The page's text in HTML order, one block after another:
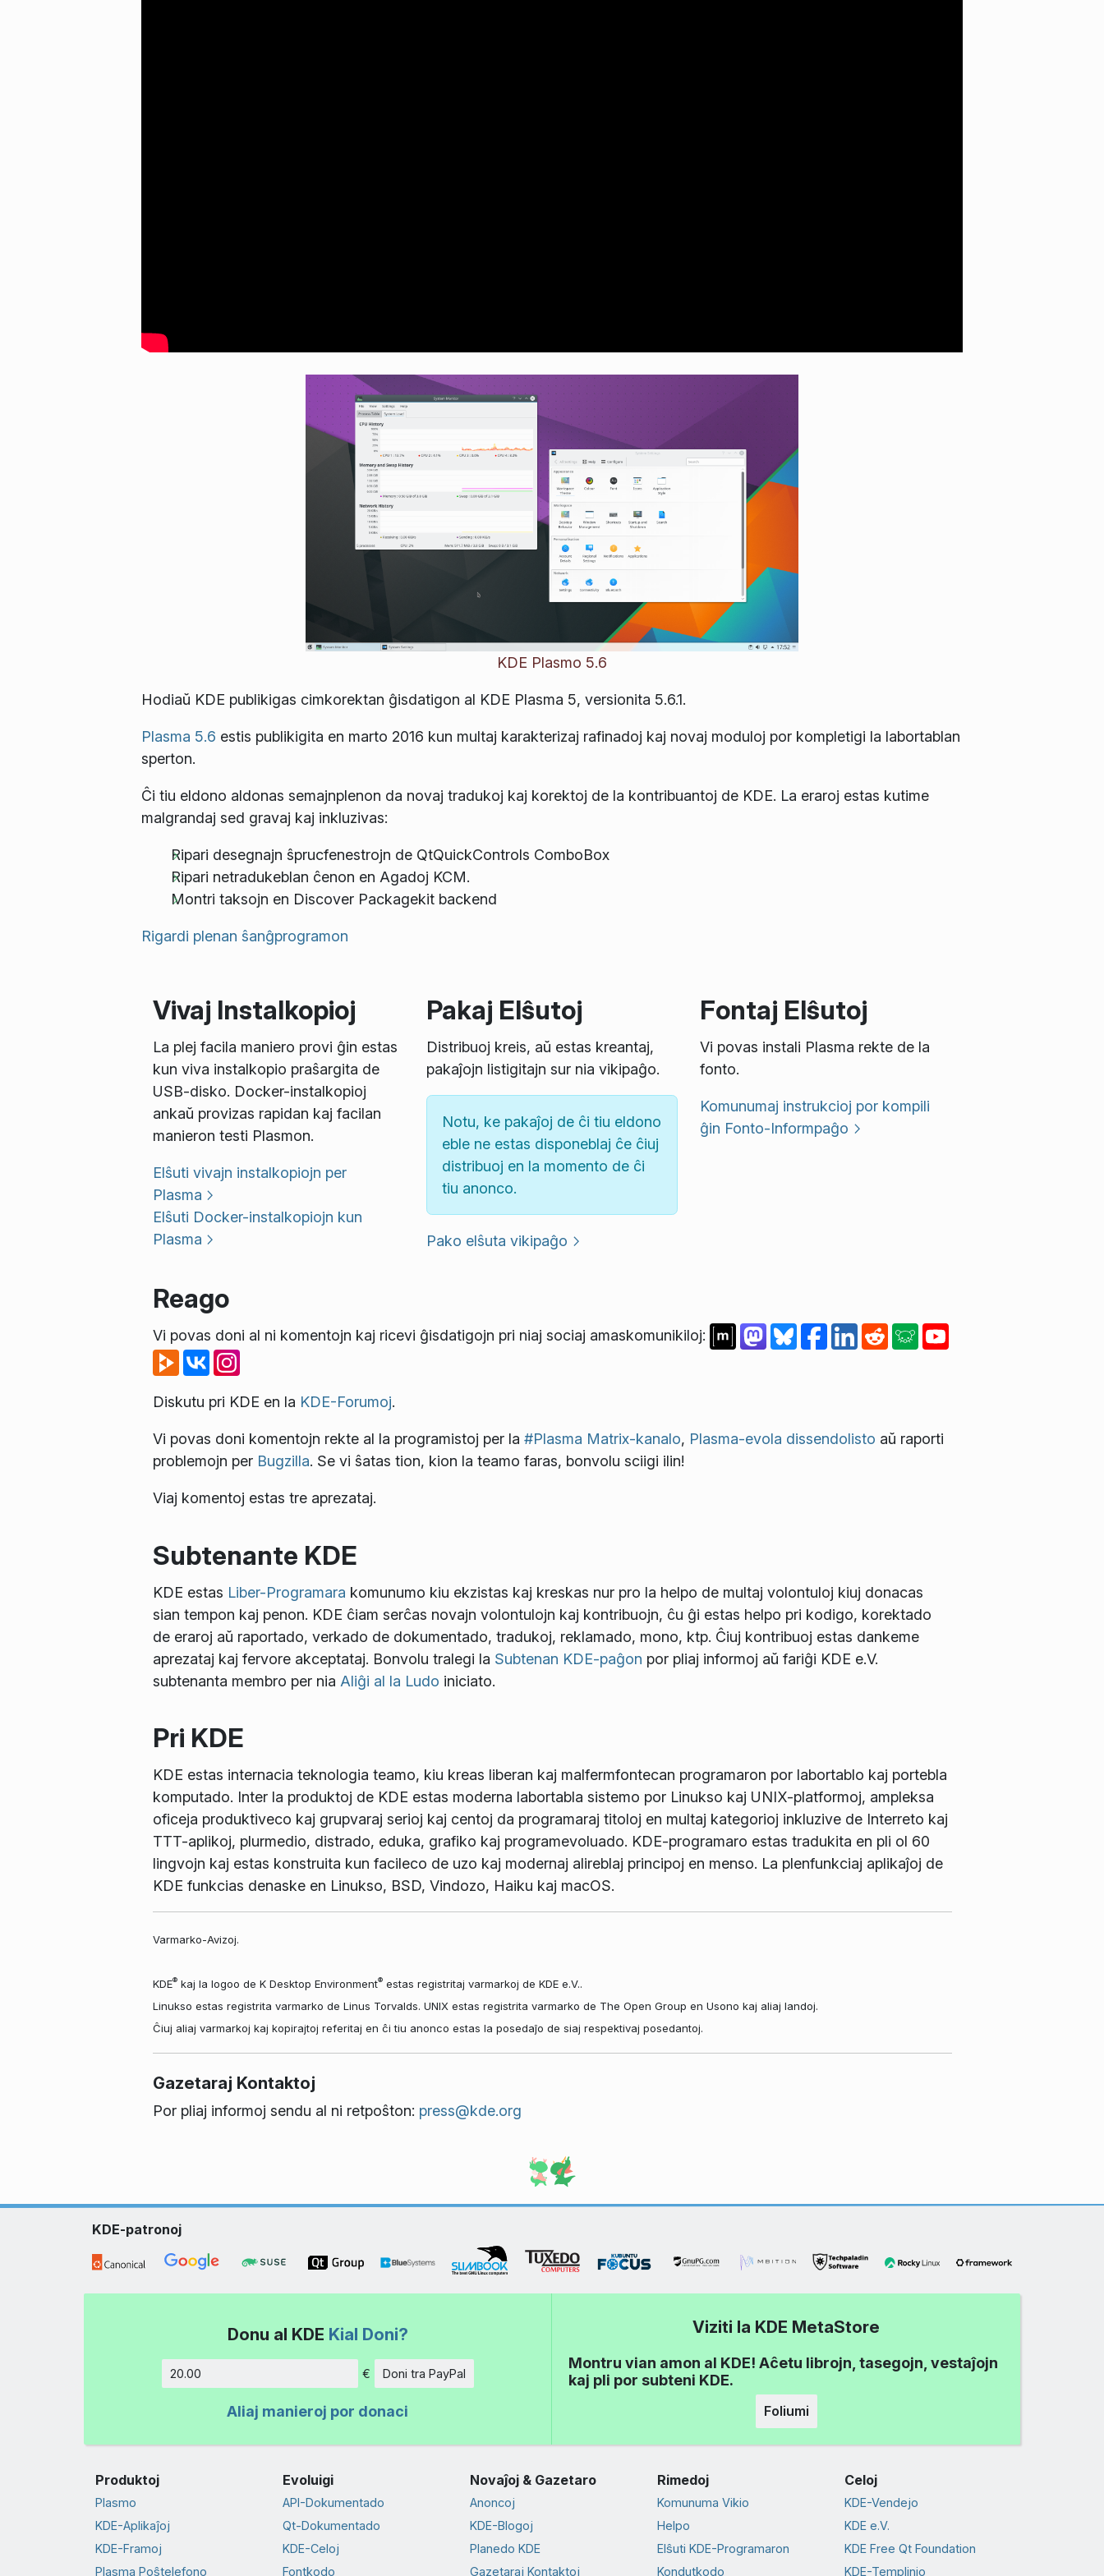
KDE Plasmo 5.6
Hodiaŭ KDE publikigas cimkorektan ĝisdatigon al KDE Plasma 5, versionita 5.6.1.
Plasma 5.6 estis publikigita en marto 2016 kun multaj karakterizaj rafinadoj kaj novaj moduloj por kompletigi la labortablan
sperton.
Ĉi tiu eldono aldonas semajnplenon da novaj tradukoj kaj korektoj de la kontribuantoj de KDE. La eraroj estas kutime
malgrandaj sed gravaj kaj inkluzivas:
Ripari desegnajn ŝprucfenestrojn de QtQuickControls ComboBox
Ripari netradukeblan ĉenon en Agadoj KCM.
Montri taksojn en Discover Packagekit backend
Rigardi plenan ŝanĝprogramon
Vivaj Instalkopioj
La plej facila maniero provi ĝin estas
kun viva instalkopio praŝargita de
USB-disko. Docker-instalkopioj
ankaŭ provizas rapidan kaj facilan
manieron testi Plasmon.
Elŝuti vivajn instalkopiojn per
Plasma
Elŝuti Docker-instalkopiojn kun
Plasma
Pakaj Elŝutoj
Distribuoj kreis, aŭ estas kreantaj,
pakaĵojn listigitajn sur nia vikipaĝo.
Notu, ke pakaĵoj de ĉi tiu eldono
eble ne estas disponeblaj ĉe ĉiuj
distribuoj en la momento de ĉi
tiu anonco.
Pako elŝuta vikipaĝo
Fontaj Elŝutoj
Vi povas instali Plasma rekte de la
fonto.
Komunumaj instrukcioj por kompili
ĝin Fonto-Informpaĝo
Reago
Vi povas doni al ni komentojn kaj ricevi ĝisdatigojn pri niaj sociaj amaskomunikiloj:
Diskutu pri KDE en la KDE-Forumoj.
Vi povas doni komentojn rekte al la programistoj per la #Plasma Matrix-kanalo, Plasma-evola dissendolisto aŭ raporti
problemojn per Bugzilla. Se vi ŝatas tion, kion la teamo faras, bonvolu sciigi ilin!
Viaj komentoj estas tre aprezataj.
Subtenante KDE
KDE estas Liber-Programara komunumo kiu ekzistas kaj kreskas nur pro la helpo de multaj volontuloj kiuj donacas
sian tempon kaj penon. KDE ĉiam serĉas novajn volontulojn kaj kontribuojn, ĉu ĝi estas helpo pri kodigo, korektado
de eraroj aŭ raportado, verkado de dokumentado, tradukoj, reklamado, mono, ktp. Ĉiuj kontribuoj estas dankeme
aprezataj kaj fervore akceptataj. Bonvolu tralegi la Subtenan KDE-paĝon por pliaj informoj aŭ fariĝi KDE e.V.
subtenanta membro per nia Aliĝi al la Ludo iniciato.
Pri KDE
KDE estas internacia teknologia teamo, kiu kreas liberan kaj malfermfontecan programaron por labortablo kaj portebla
komputado. Inter la produktoj de KDE estas moderna labortabla sistemo por Linukso kaj UNIX-platformoj, ampleksa
oficeja produktiveco kaj grupvaraj serioj kaj centoj da programaraj titoloj en multaj kategorioj inkluzive de Interreto kaj
TTT-aplikoj, plurmedio, distrado, eduka, grafiko kaj programevoluado. KDE-programaro estas tradukita en pli ol 60
lingvojn kaj estas konstruita kun facileco de uzo kaj modernaj alireblaj principoj en menso. La plenfunkciaj aplikaĵoj de
KDE funkcias denaske en Linukso, BSD, Vindozo, Haiku kaj macOS.
Varmarko-Avizoj.
KDE®kaj la logoo de K Desktop Environment®estas registritaj varmarkoj de KDE e.V..
Linukso estas registrita varmarko de Linus Torvalds. UNIX estas registrita varmarko de The Open Group en Usono kaj aliaj landoj.
Ĉiuj aliaj varmarkoj kaj kopirajtoj referitaj en ĉi tiu anonco estas la posedaĵo de siaj respektivaj posedantoj.
Gazetaraj Kontaktoj
Por pliaj informoj sendu al ni retpoŝton: press@kde.org
KDE-patronoj
Donu al KDE Kial Doni?
€ Doni tra PayPal
Aliaj manieroj por donaci
Viziti la KDE MetaStore
Montru vian amon al KDE! Aĉetu librojn, tasegojn, vestaĵojn
kaj pli por subteni KDE.
Foliumi
Produktoj
Plasmo
KDE-Aplikaĵoj
KDE-Framoj
Plasma Poŝtelefono
Evoluigi
API-Dokumentado
Qt-Dokumentado
KDE-Celoj
Fontkodo
Novaĵoj & Gazetaro
Anoncoj
KDE-Blogoj
Planedo KDE
Gazetaraj Kontaktoj
Rimedoj
Komunuma Vikio
Helpo
Elŝuti KDE-Programaron
Kondutkodo
Celoj
KDE-Vendejo
KDE e.V.
KDE Free Qt Foundation
KDE-Templinio